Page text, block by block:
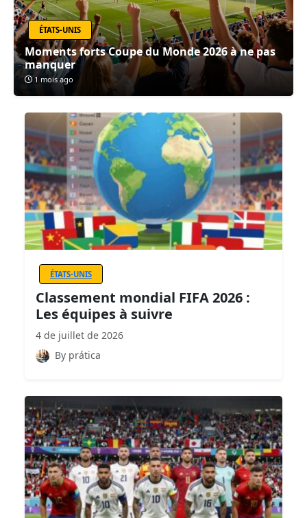
ÉTATS-UNIS
Moments forts Coupe du Monde 2026 à ne pas
manquer
1 mois ago
ÉTATS-UNIS
Classement mondial FIFA 2026 :
Les équipes à suivre
4 de juillet de 2026
By prática